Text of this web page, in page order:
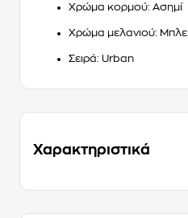
Χρώμα κορμού: Ασημί
Χρώμα μελανιού: Μπλε
Σειρά: Urban
Χαρακτηριστικά